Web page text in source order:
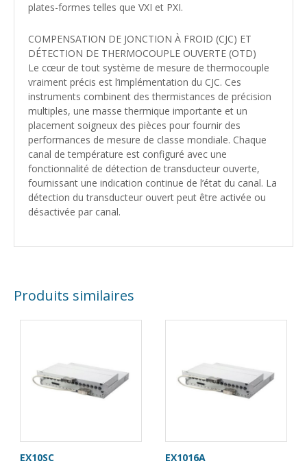
plates-formes telles que VXI et PXI.
COMPENSATION DE JONCTION À FROID (CJC) ET
DÉTECTION DE THERMOCOUPLE OUVERTE (OTD)
Le cœur de tout système de mesure de thermocouple
vraiment précis est l’implémentation du CJC. Ces
instruments combinent des thermistances de précision
multiples, une masse thermique importante et un
placement soigneux des pièces pour fournir des
performances de mesure de classe mondiale. Chaque
canal de température est configuré avec une
fonctionnalité de détection de transducteur ouverte,
fournissant une indication continue de l’état du canal. La
détection du transducteur ouvert peut être activée ou
désactivée par canal.
Produits similaires
EX10SC
EX1016A